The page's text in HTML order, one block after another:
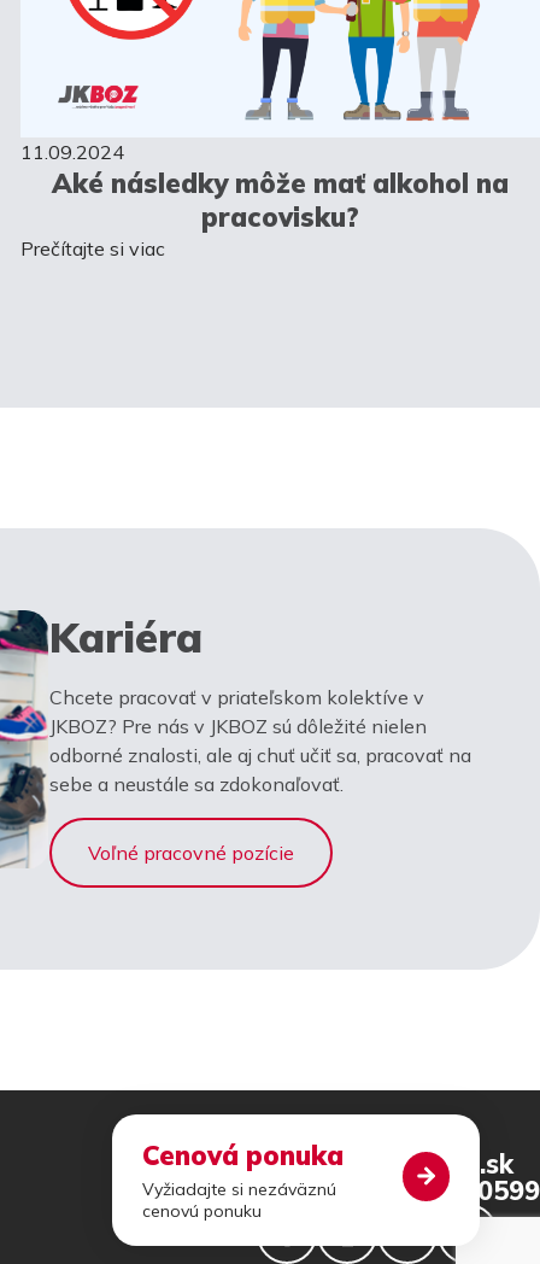
Cenová ponuka
Vyžiadajte si nezáväznú
cenovú ponuku
11.09.2024
Aké následky môže mať alkohol na
pracovisku?
Prečítajte si viac
Kariéra
Chcete pracovať v priateľskom kolektíve v
JKBOZ? Pre nás v JKBOZ sú dôležité nielen
odborné znalosti, ale aj chuť učiť sa, pracovať na
sebe a neustále sa zdokonaľovať.
Voľné pracovné pozície
jkboz@jkboz.sk
+421 46 540 0599